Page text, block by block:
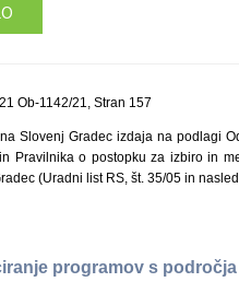
Ob-1142/21, Stran 157
Slovenj Gradec izdaja na podlagi
Pravilnika o postopku za izbiro in
(Uradni list RS, št. 35/05 in
programov s